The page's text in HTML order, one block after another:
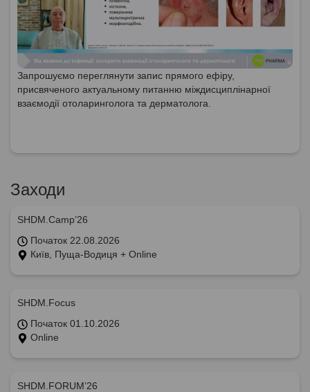
Запрошуємо переглянути запис прямого ефіру,
присвяченого актуальному питанню міждисциплінарної
взаємодії отоларинголога та дерматолога.
Заходи
SHDM.Camp’26
Початок 22.08.2026
Київ, Пуща-Водиця + Online
SHDM.Focus
Початок 01.10.2026
Online
SHDM.FORUM’26